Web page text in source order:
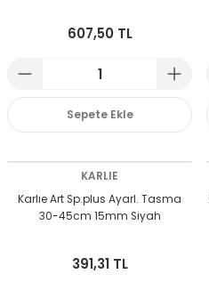
607,50 TL
Sepete Ekle
KARLIE
Karlıe Art Sp.plus Ayarl. Tasma
30-45cm 15mm Siyah
391,31 TL